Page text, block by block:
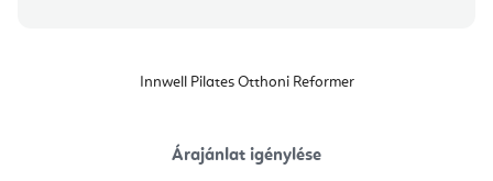
Innwell Pilates Otthoni Reformer
Árajánlat igénylése